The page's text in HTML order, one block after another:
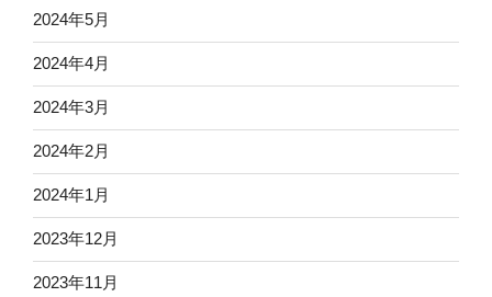
2024年5月
2024年4月
2024年3月
2024年2月
2024年1月
2023年12月
2023年11月